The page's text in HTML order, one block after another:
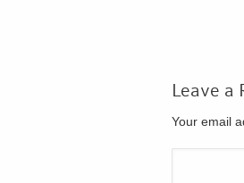
Leave a
Your email